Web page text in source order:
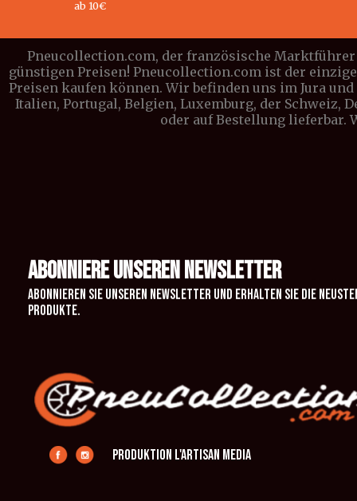
ab 10€
Pneucollection.com, der französische
günstigen Preisen! Pneucollection.com ist der
Preisen kaufen können. Wir befinden uns im Jura
Italien, Portugal, Belgien, Luxemburg, der Schweiz,
oder auf Bestellung lieferbar.
ABONNIERE UNSEREN NEWSLETTER
Abonnieren Sie unseren Newsletter und erhalten Sie die
Produkte.
Produktion L'Artisan Media